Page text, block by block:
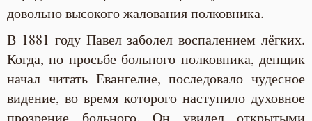
довольно высокого жалования полковника.
В 1881 году Павел заболел воспалением лёгких.
Когда, по просьбе больного полковника, денщик
начал читать Евангелие, последовало чудесное
видение, во время которого наступило духовное
прозрение больного. Он увидел открытыми